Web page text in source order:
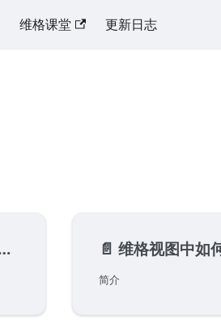
维格课堂 更新日志
📄️ 维格视图中如何自定义展
简介